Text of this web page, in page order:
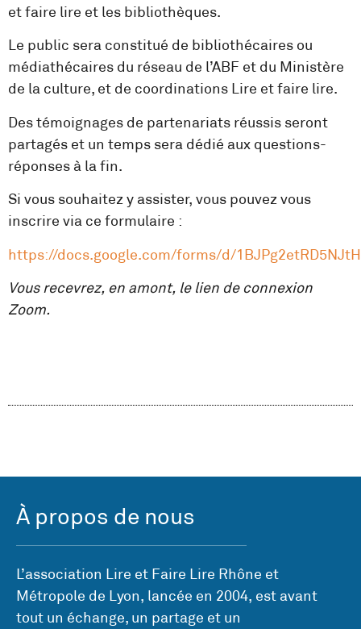
et faire lire et les bibliothèques.
Le public sera constitué de bibliothécaires ou
médiathécaires du réseau de l’ABF et du Ministère
de la culture, et de coordinations Lire et faire lire.
Des témoignages de partenariats réussis seront
partagés et un temps sera dédié aux questions-
réponses à la fin.
Si vous souhaitez y assister, vous pouvez vous
inscrire via ce formulaire :
https://docs.google.com/forms/d/
Vous recevrez, en amont, le lien de connexion
Zoom.
À propos de nous
L’association Lire et Faire Lire Rhône et
Métropole de Lyon, lancée en 2004, est avant
tout un échange, un partage et un